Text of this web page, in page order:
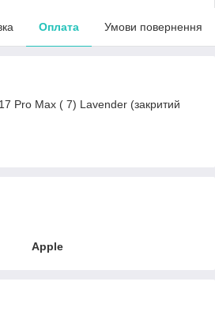
Оплата Умови повернення
Pro Max ( 7) Lavender (закритий
Apple